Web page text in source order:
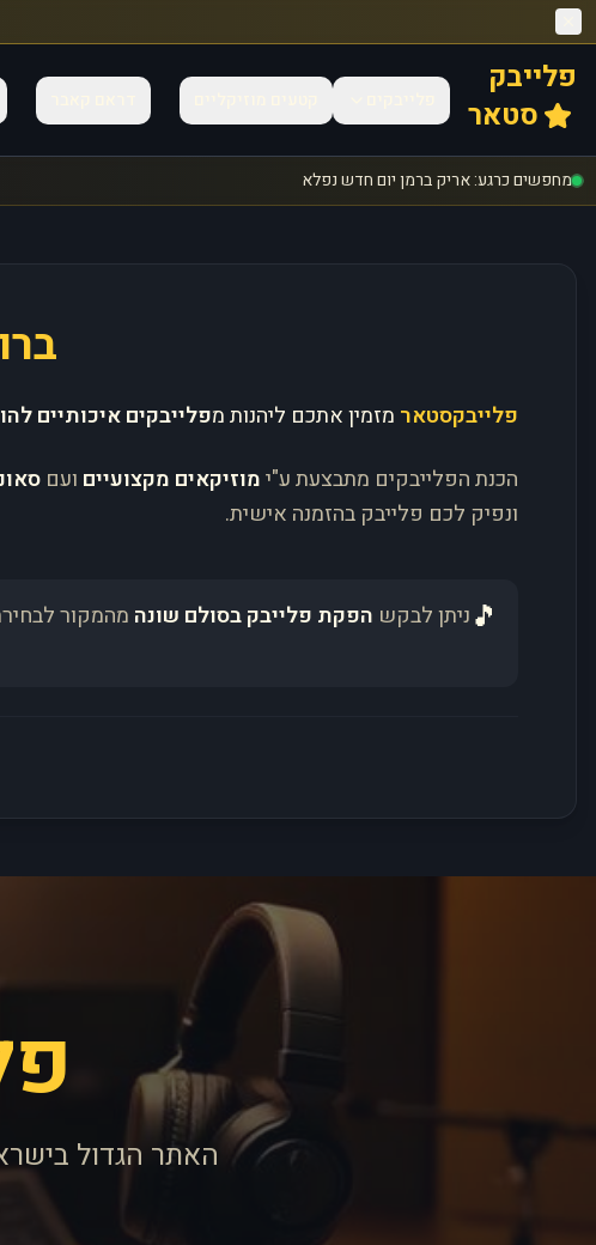
פלייבק
סטאר
מחפשים כרגע: אריק ברמן יום חדש נפלא
פלייבקסטאר מזמין אתכם ליהנות מפלייבקים איכותיים
הכנת הפלייבקים מתבצעת ע"ימוזיקאים מקצועיים ועם
ונפיק לכם פלייבק בהזמנה אישית.
🎵ניתן לבקש הפקת פלייבק בסולם שונה מהמקור
האתר הגדול